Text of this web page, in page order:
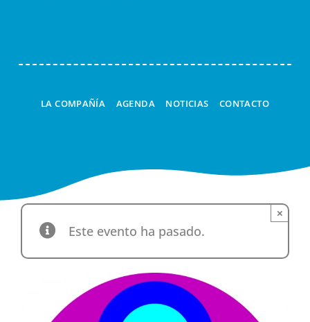
LA COMPAÑÍA AGENDA NOTICIAS CONTACTO
Este evento ha pasado.
×